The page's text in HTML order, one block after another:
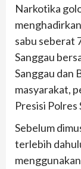
Narkotika
sabu seberat
Sanggau
Sanggau dan
masyarakat,
Presisi Polres
Sebelum
terlebih